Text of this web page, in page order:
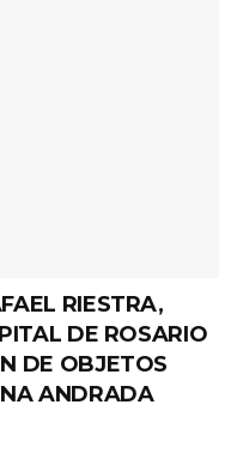
RIESTRA,
DE ROSARIO
DE OBJETOS
ANDRADA